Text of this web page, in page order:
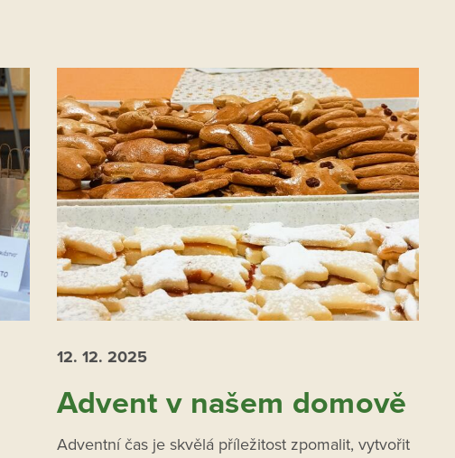
12. 12. 2025
Advent v našem domově
Adventní čas je skvělá příležitost zpomalit, vytvořit